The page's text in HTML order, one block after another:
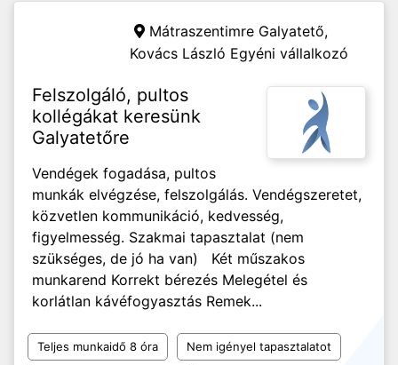
Mátraszentimre Galyatető,
Kovács László Egyéni vállalkozó
Felszolgáló, pultos
kollégákat keresünk
Galyatetőre
Vendégek fogadása, pultos
munkák elvégzése, felszolgálás. Vendégszeretet,
közvetlen kommunikáció, kedvesség,
figyelmesség. Szakmai tapasztalat (nem
szükséges, de jó ha van) Két műszakos
munkarend Korrekt bérezés Melegétel és
korlátlan kávéfogyasztás Remek...
Teljes munkaidő 8 óra Nem igényel tapasztalatot